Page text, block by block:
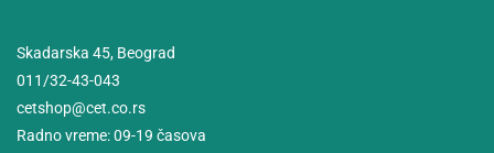
Skadarska 45, Beograd
011/32-43-043
cetshop@cet.co.rs
Radno vreme: 09-19 časova